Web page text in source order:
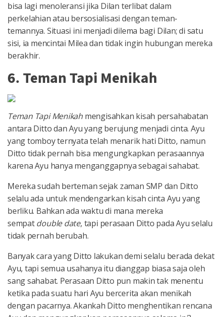
bisa lagi menoleransi jika Dilan terlibat dalam
perkelahian atau bersosialisasi dengan teman-
temannya. Situasi ini menjadi dilema bagi Dilan; di satu
sisi, ia mencintai Milea dan tidak ingin hubungan mereka
berakhir.
6. Teman Tapi Menikah
Teman Tapi Menikah mengisahkan kisah persahabatan
antara Ditto dan Ayu yang berujung menjadi cinta. Ayu
yang tomboy ternyata telah menarik hati Ditto, namun
Ditto tidak pernah bisa mengungkapkan perasaannya
karena Ayu hanya menganggapnya sebagai sahabat.
Mereka sudah berteman sejak zaman SMP dan Ditto
selalu ada untuk mendengarkan kisah cinta Ayu yang
berliku. Bahkan ada waktu di mana mereka
sempatdouble date, tapi perasaan Ditto pada Ayu selalu
tidak pernah berubah.
Banyak cara yang Ditto lakukan demi selalu berada dekat
Ayu, tapi semua usahanya itu dianggap biasa saja oleh
sang sahabat. Perasaan Ditto pun makin tak menentu
ketika pada suatu hari Ayu bercerita akan menikah
dengan pacarnya. Akankah Ditto menghentikan rencana